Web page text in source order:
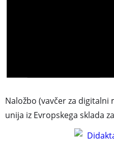
Naložbo (vavčer za
unija iz Evropskega sklada